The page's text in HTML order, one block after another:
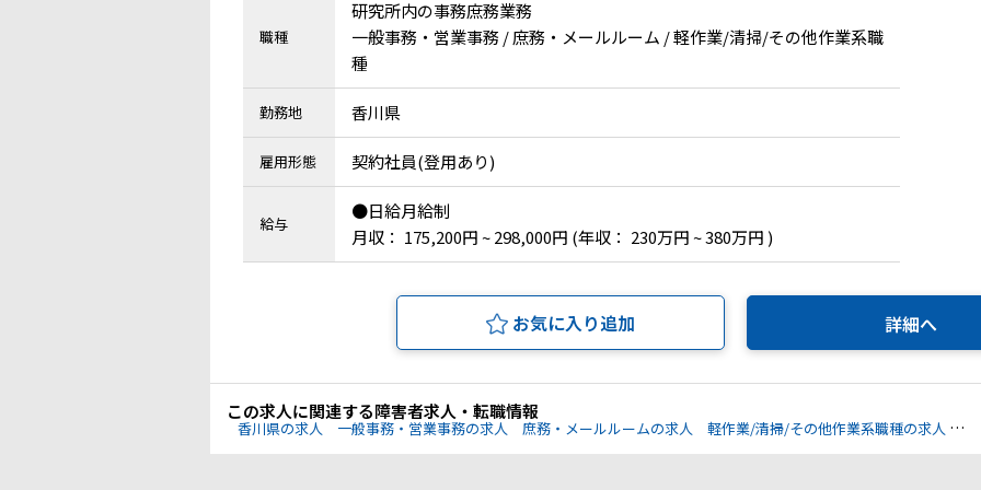
職種
研究所内の事務庶務業務
一般事務・営業事務 / 庶務・メールルーム / 軽作業/清掃/その他作業系職
種
勤務地 香川県
雇用形態 契約社員(登用あり)
給与
●日給月給制
月収： 175,200円 ~ 298,000円 (年収： 230万円 ~ 380万円 )
お気に入り追加 詳細へ
この求人に関連する障害者求人・転職情報
香川県の求人 一般事務・営業事務の求人 庶務・メールルームの求人 軽作業/清掃/その他作業系職種の求人 各